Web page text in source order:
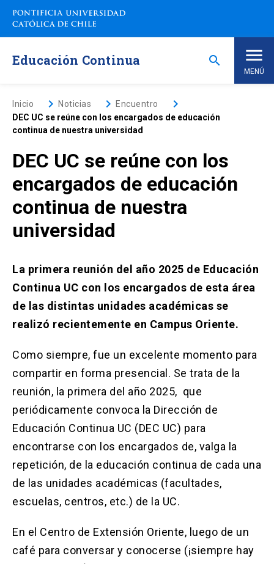
Saltar
contenido
Educación Continua search
MENÚ
Inicio
Nosotros
Programas de Estudio
Programas Corporativos
Noticias
Solicitud Certificados keyboard_arrow_right
(El
enlace
se
en
nueva
Portal Empresas(El
enlace
en
una
pestaña)
enlace
abre
en
nueva
pestaña)
ACCESOS UC
Biblioteca
(El
se
abre
una
nueva
pestaña)
Mi Portal UC launch
(El
enlace
se
abre
una
nueva
pestaña)
Correo launch
enlace
se
en
una
nueva
Inicio keyboard_arrow_rightNoticias keyboard_arrow_rightEncuentro keyboard_arrow_right
DEC UC se reúne con los encargados de educación
continua de nuestra universidad
DEC UC se reúne con los
encargados de educación
continua de nuestra
universidad
La primera reunión del año 2025 de Educación
Continua UC con los encargados de esta área
de las distintas unidades académicas se
realizó recientemente en Campus Oriente.
Como siempre, fue un excelente momento para
compartir en forma presencial. Se trata de la
reunión, la primera del año 2025, que
periódicamente convoca la Dirección de
Educación Continua UC (DEC UC) para
encontrarse con los encargados de, valga la
repetición, de la educación continua de cada una
de las unidades académicas (facultades,
escuelas, centros, etc.) de la UC.
En el Centro de Extensión Oriente, luego de un
café para conversar y conocerse (¡siempre hay